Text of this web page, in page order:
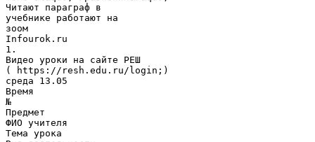
Читают параграф в
учебнике работают на
зоом
Infourok.ru
1.
Видео уроки на сайте РЕШ
( https://resh.edu.ru/login;)
среда 13.05
Время
№
Предмет
ФИО учителя
Тема урока